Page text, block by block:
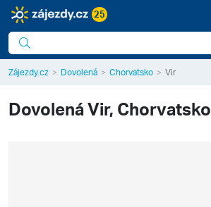
25
Zájezdy.cz Dovolená Chorvatsko Vir
DovolenáVir, Chorvatsko